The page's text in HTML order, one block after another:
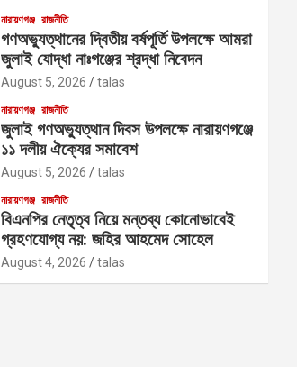
নারায়ণগঞ্জ রাজনীতি
গণঅভ্যুত্থানের দ্বিতীয় বর্ষপূর্তি উপলক্ষে আমরা
জুলাই যোদ্ধা নাঃগঞ্জের শ্রদ্ধা নিবেদন
August 5, 2026 talas
নারায়ণগঞ্জ রাজনীতি
জুলাই গণঅভ্যুত্থান দিবস উপলক্ষে নারায়ণগঞ্জে
১১ দলীয় ঐক্যের সমাবেশ
August 5, 2026 talas
নারায়ণগঞ্জ রাজনীতি
বিএনপির নেতৃত্ব নিয়ে মন্তব্য কোনোভাবেই
গ্রহণযোগ্য নয়: জহির আহমেদ সোহেল
August 4, 2026 talas